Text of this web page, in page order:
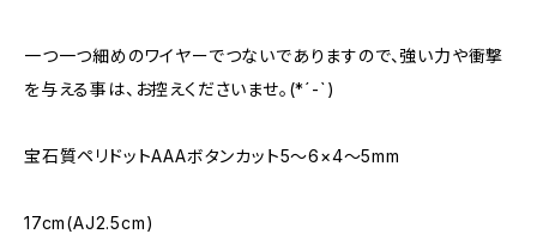
一つ一つ細めのワイヤーでつないでありますので、強い力や衝撃
を与える事は、お控えくださいませ。(*´-`)
宝石質ペリドットAAAボタンカット5～6×4～5mm
17cm(AJ2.5cm)